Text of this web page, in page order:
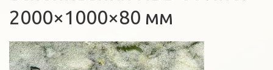
2000×1000×80 мм